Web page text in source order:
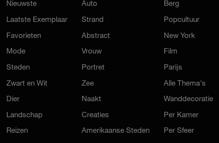
Nieuwste
Laatste Exemplaar
Favorieten
Mode
Steden
Zwart en Wit
Dier
Landschap
Reizen
Auto
Strand
Abstract
Vrouw
Portret
Zee
Naakt
Creaties
Amerikaanse Steden
Berg
Popcultuur
New York
Film
Parijs
Alle Thema's
Wanddecoratie
Per Kamer
Per Sfeer